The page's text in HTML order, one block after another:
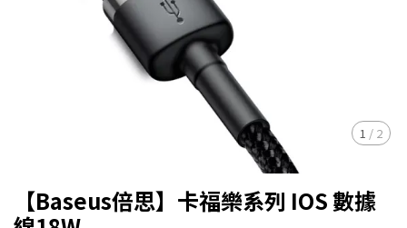
1 / 2
【Baseus倍思】卡福樂系列 IOS 數據